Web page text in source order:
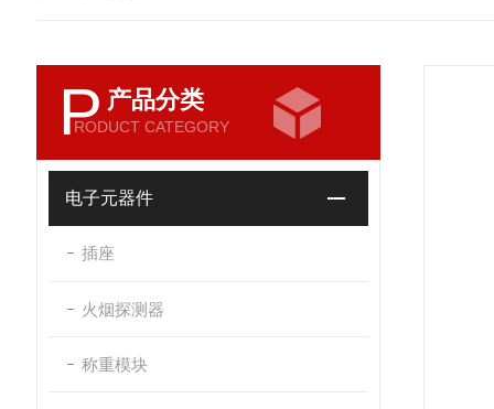
P 产品分类
RODUCT CATEGORY
电子元器件
插座
火烟探测器
称重模块